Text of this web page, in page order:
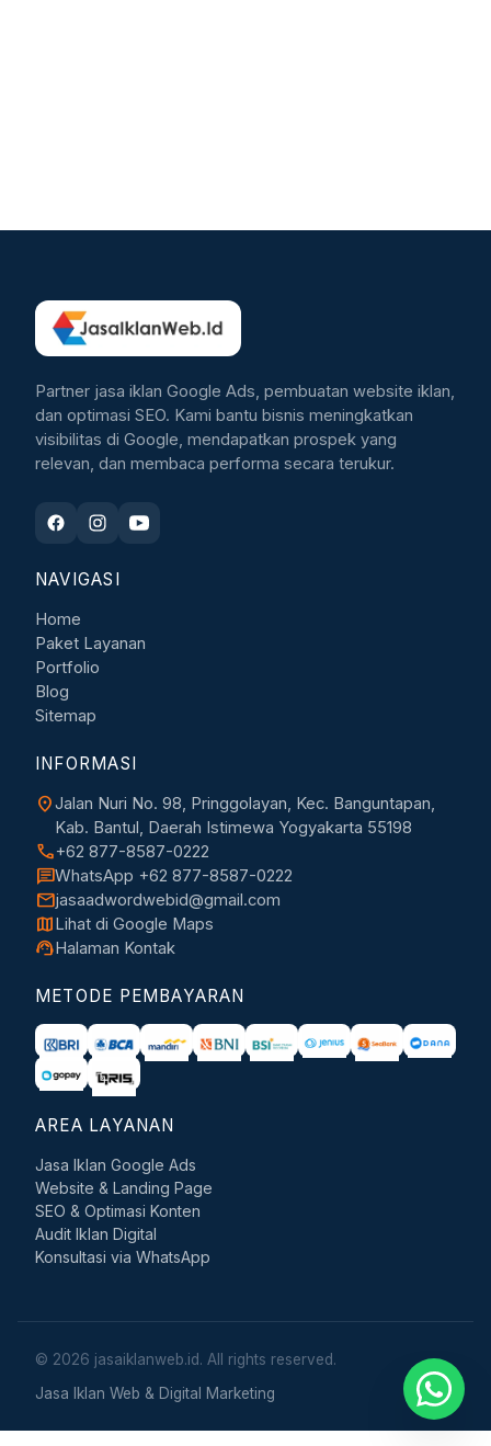
Partner jasa iklan Google Ads, pembuatan website iklan,
dan optimasi SEO. Kami bantu bisnis meningkatkan
visibilitas di Google, mendapatkan prospek yang
relevan, dan membaca performa secara terukur.
NAVIGASI
Home
Paket Layanan
Portfolio
Blog
Sitemap
INFORMASI
location_onJalan Nuri No. 98, Pringgolayan, Kec. Banguntapan,
Kab. Bantul, Daerah Istimewa Yogyakarta 55198
call+62 877-8587-0222
chatWhatsApp +62 877-8587-0222
mailjasaadwordwebid@gmail.com
mapLihat di Google Maps
support_agentHalaman Kontak
METODE PEMBAYARAN
AREA LAYANAN
Jasa Iklan Google Ads
Website & Landing Page
SEO & Optimasi Konten
Audit Iklan Digital
Konsultasi via WhatsApp
© 2026 jasaiklanweb.id. All rights reserved.
Jasa Iklan Web & Digital Marketing